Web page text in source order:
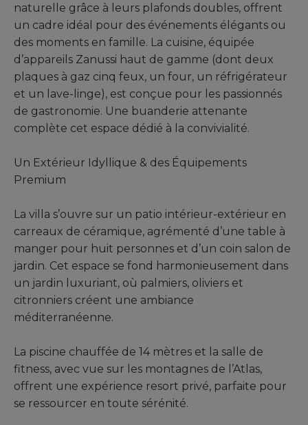
naturelle grâce à leurs plafonds doubles, offrent
un cadre idéal pour des événements élégants ou
des moments en famille. La cuisine, équipée
d’appareils Zanussi haut de gamme (dont deux
plaques à gaz cinq feux, un four, un réfrigérateur
et un lave-linge), est conçue pour les passionnés
de gastronomie. Une buanderie attenante
complète cet espace dédié à la convivialité.
Un Extérieur Idyllique & des Équipements
Premium
La villa s’ouvre sur un patio intérieur-extérieur en
carreaux de céramique, agrémenté d’une table à
manger pour huit personnes et d’un coin salon de
jardin. Cet espace se fond harmonieusement dans
un jardin luxuriant, où palmiers, oliviers et
citronniers créent une ambiance
méditerranéenne.
La piscine chauffée de 14 mètres et la salle de
fitness, avec vue sur les montagnes de l’Atlas,
offrent une expérience resort privé, parfaite pour
se ressourcer en toute sérénité.